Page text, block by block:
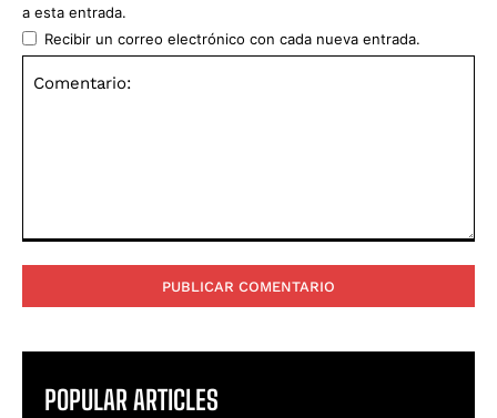
a esta entrada.
Recibir un correo electrónico con cada nueva entrada.
POPULAR ARTICLES